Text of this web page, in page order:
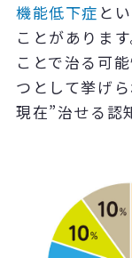
機能低下症 と
ことがありま
ことで治る可
つとして挙げ
現在”治せる認